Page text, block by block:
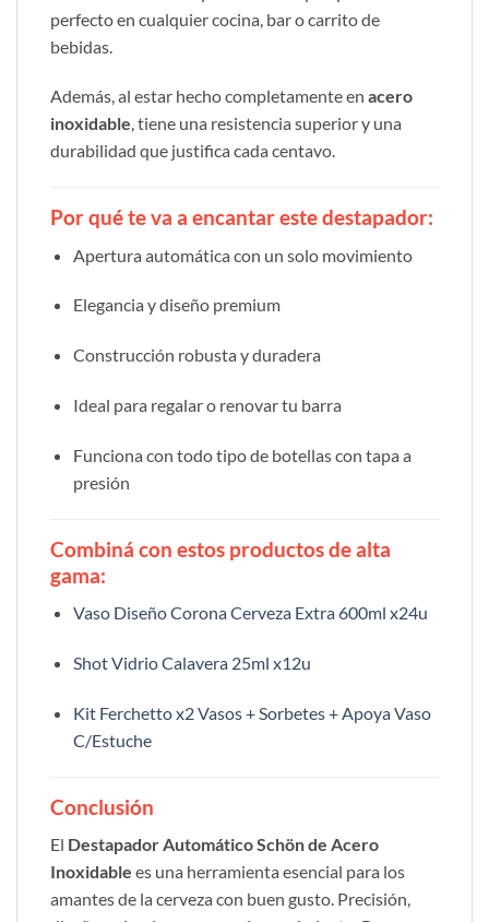
perfecto en cualquier cocina, bar o carrito de
bebidas.
Además, al estar hecho completamente en acero
inoxidable, tiene una resistencia superior y una
durabilidad que justifica cada centavo.
Por qué te va a encantar este destapador:
Apertura automática con un solo movimiento
Elegancia y diseño premium
Construcción robusta y duradera
Ideal para regalar o renovar tu barra
Funciona con todo tipo de botellas con tapa a
presión
Combiná con estos productos de alta
gama:
Vaso Diseño Corona Cerveza Extra 600ml x24u
Shot Vidrio Calavera 25ml x12u
Kit Ferchetto x2 Vasos + Sorbetes + Apoya Vaso
C/Estuche
Conclusión
El Destapador Automático Schön de Acero
Inoxidable es una herramienta esencial para los
amantes de la cerveza con buen gusto. Precisión,